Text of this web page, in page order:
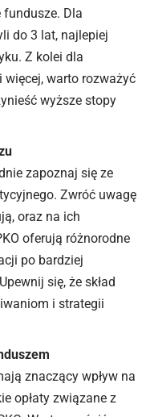
Dla
do 3 lat, najlepiej
Z kolei dla
więcej, warto rozważyć
wyższe stopy
zapoznaj się ze
Zwróć uwagę
oraz na ich
oferują różnorodne
po bardziej
się, że skład
i strategii
znaczący wpływ na
opłaty związane z